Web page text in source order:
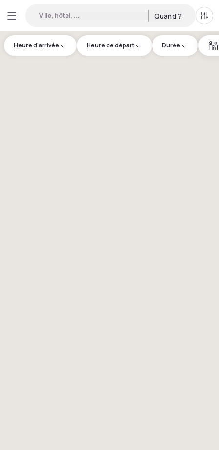
Ville, hôtel, ... Quand ?
Heure d'arrivée Heure de départ Durée